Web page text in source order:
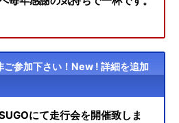
参加下さい！New ! 詳細を追加
にて走行会を開催致しま